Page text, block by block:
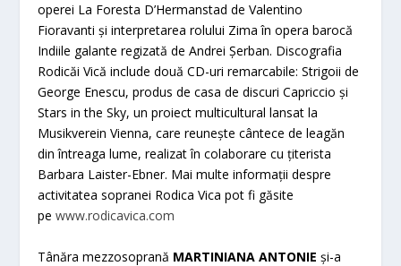
operei La Foresta D’Hermanstad de Valentino
Fioravanti și interpretarea rolului Zima în opera barocă
Indiile galante regizată de Andrei Șerban. Discografia
Rodicăi Vică include două CD-uri remarcabile: Strigoii de
George Enescu, produs de casa de discuri Capriccio și
Stars in the Sky, un proiect multicultural lansat la
Musikverein Vienna, care reunește cântece de leagăn
din întreaga lume, realizat în colaborare cu țiterista
Barbara Laister-Ebner. Mai multe informații despre
activitatea sopranei Rodica Vica pot fi găsite
pe www.rodicavica.com
Tânăra mezzosoprană MARTINIANA ANTONIE și-a